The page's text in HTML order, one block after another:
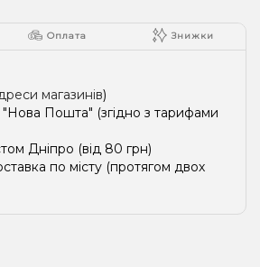
Оплата Знижки
магазинів)
Пошта" (згідно з тарифами
Дніпро (від 80 грн)
по місту (протягом двох